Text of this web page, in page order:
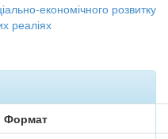
економічного розвитку
реаліях
Формат